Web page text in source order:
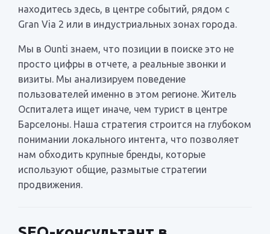
находитесь здесь, в центре событий, рядом с
Gran Via 2 или в индустриальных зонах города.
Мы в Ounti знаем, что позиции в поиске это не
просто цифры в отчете, а реальные звонки и
визиты. Мы анализируем поведение
пользователей именно в этом регионе. Житель
Оспиталета ищет иначе, чем турист в центре
Барселоны. Наша стратегия строится на глубоком
понимании локального интента, что позволяет
нам обходить крупные бренды, которые
используют общие, размытые стратегии
продвижения.